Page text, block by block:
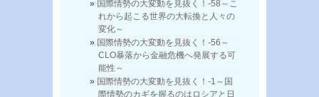
国際情勢の大変動を見抜く！-58～こ
れから起こる世界の大転換と人々の
変化～
国際情勢の大変動を見抜く！-56～
CLO暴落から金融危機へ発展する可
能性～
国際情勢の大変動を見抜く！-1～国
際情勢のカギを握るのはロシアと日